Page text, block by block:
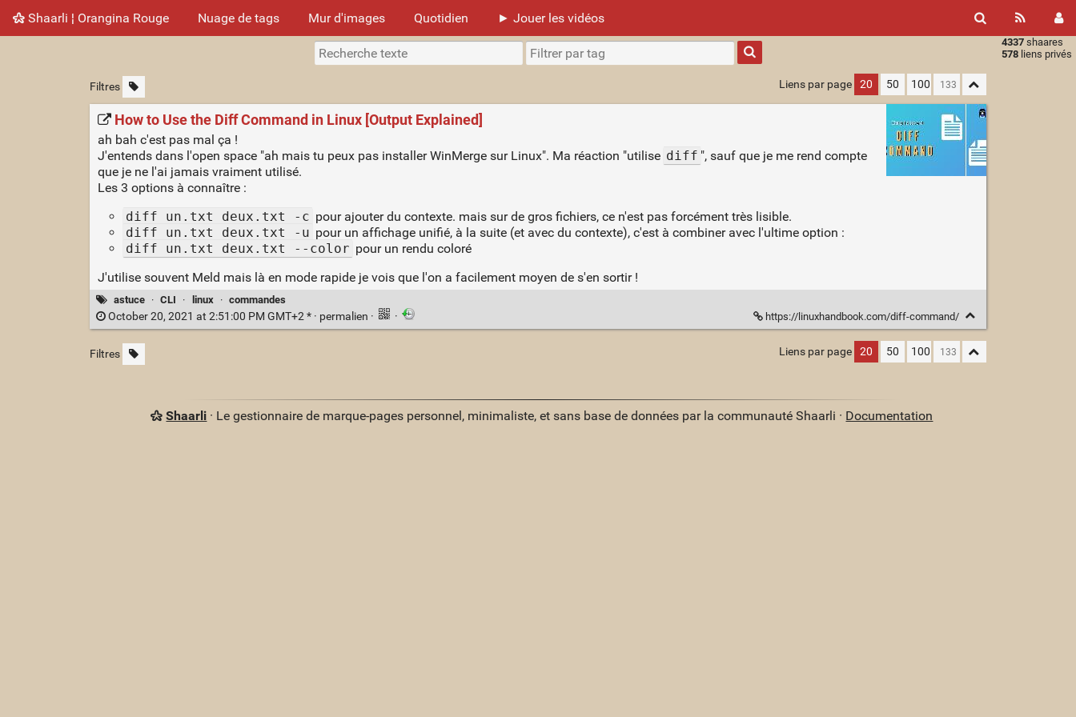
Shaarli ¦ Orangina Rouge Nuage de tags Mur d'images Quotidien ► Jouer les vidéos
4337 shaares
578 liens privés
Type 1 or
more
characters
results.
Filtres Liens par page 20 50 100
How to Use the Diff Command in Linux [Output Explained]
ah bah c'est pas mal ça !
J'entends dans l'open space "ah mais tu peux pas installer WinMerge sur Linux". Ma réaction "utilise diff ", sauf que je me rend compte
que je ne l'ai jamais vraiment utilisé.
Les 3 options à connaître :
diff un.txt deux.txt -c pour ajouter du contexte. mais sur de gros fichiers, ce n'est pas forcément très lisible.
diff un.txt deux.txt -u pour un affichage unifié, à la suite (et avec du contexte), c'est à combiner avec l'ultime option :
diff un.txt deux.txt --color pour un rendu coloré
J'utilise souvent Meld mais là en mode rapide je vois que l'on a facilement moyen de s'en sortir !
astuce · CLI · linux · commandes
October 20, 2021 at 2:51:00 PM GMT+2 * · permalien · · https://linuxhandbook.com/diff-command/
Filtres Liens par page 20 50 100
Shaarli · Le gestionnaire de marque-pages personnel, minimaliste, et sans base de données par la communauté Shaarli · Documentation